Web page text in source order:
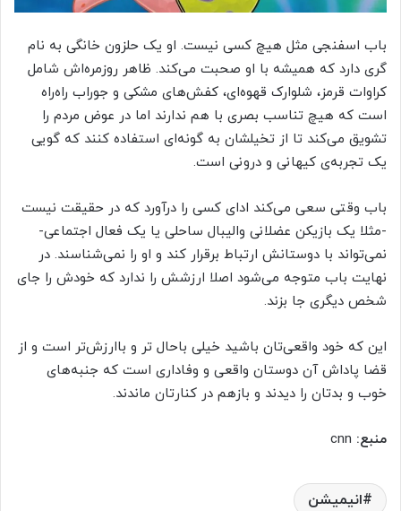
باب اسفنجی مثل هیچ کسی نیست. او یک حلزون خانگی به نام
گری دارد که همیشه با او صحبت می‌کند. ظاهر روزمره‌اش شامل
کراوات قرمز، شلوارک قهوه‌ای، کفش‌های مشکی و جوراب راه‌راه
است که هیچ تناسب بصری با هم ندارند اما در عوض مردم را
تشویق می‌کند تا از تخیلشان به گونه‌ای استفاده کنند که گویی
یک تجربه‌ی کیهانی و درونی است.
باب وقتی سعی می‌کند ادای کسی را درآورد که در حقیقت نیست
-مثلا یک بازیکن عضلانی والیبال ساحلی یا یک فعال اجتماعی-
نمی‌تواند با دوستانش ارتباط برقرار کند و او را نمی‌شناسند. در
نهایت باب متوجه می‌شود اصلا ارزشش را ندارد که خودش را جای
شخص دیگری جا بزند.
این که خود واقعی‌تان باشید خیلی باحال تر و باارزش‌تر است و از
قضا پاداش آن دوستان واقعی و وفاداری است که جنبه‌های
خوب و بدتان را دیدند و بازهم در کنارتان ماندند.
منبع:
انیمیشن